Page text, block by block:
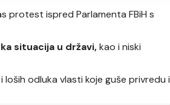
protest ispred Parlamenta FBiH s
situacija u državi,kao i niski
odluka vlasti koje guše privredu i